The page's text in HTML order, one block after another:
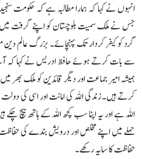
انہوں نے کہا کہ ہمارا مطالبہ ہے کہ حکومت
جس نے ملک سمیت بلوچستان کو اپنے گرفت
گرد کو کیفر کردار تک پہنچائے۔ بزرگ عالم
سے بات کرتے ہوئے حافظ ادریس نے کہا کہ آپ
ہمیشہ امیر جماعت اور دیگر قائدین کو ملک بھر
کرتے ہیں۔زندگی اللہ کی امانت اور اسی کی
اللہ ہے اور یہ اپنا سب کچھ اللہ کے ہاتھ بیچ
حملے میں اپنے مخلص اور درویش بندے کی حفاظت
حفاظت کا سایہ رکھے۔